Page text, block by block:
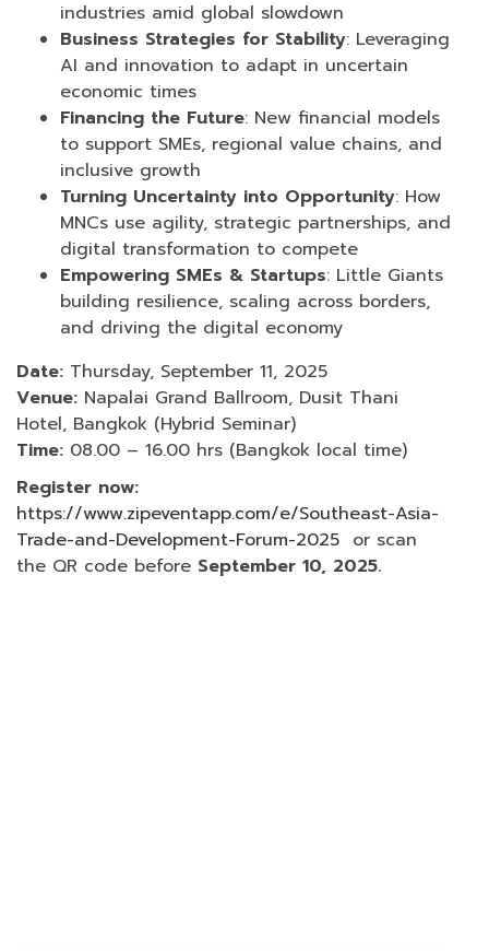
industries amid global slowdown
Business Strategies for Stability: Leveraging
AI and innovation to adapt in uncertain
economic times
Financing the Future: New financial models
to support SMEs, regional value chains, and
inclusive growth
Turning Uncertainty into Opportunity: How
MNCs use agility, strategic partnerships, and
digital transformation to compete
Empowering SMEs & Startups: Little Giants
building resilience, scaling across borders,
and driving the digital economy
Date: Thursday, September 11, 2025
Venue: Napalai Grand Ballroom, Dusit Thani
Hotel, Bangkok (Hybrid Seminar)
Time: 08.00 – 16.00 hrs (Bangkok local time)
Register now:
https://www.zipeventapp.com/e/Southeast-Asia-
Trade-and-Development-Forum-2025 or scan
the QR code before September 10, 2025.